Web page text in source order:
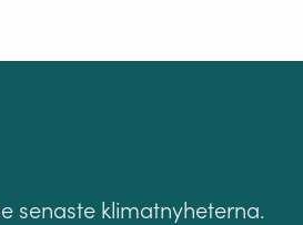
senaste klimatnyheterna.